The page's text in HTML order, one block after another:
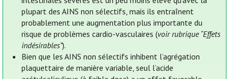
plupart des AINS non sélectifs, mais ils entraînent
probablement une augmentation plus importante du
risque de problèmes cardio-vasculaires (voir rubrique “Effets
indésirables”).
Bien que les AINS non sélectifs inhibent l’agrégation
plaquettaire de manière variable, seul l’acide